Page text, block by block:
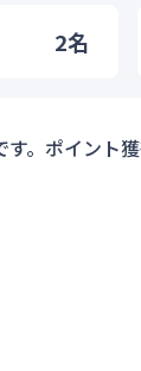
2名
。ポイント